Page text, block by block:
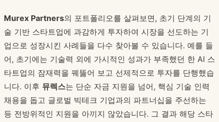
Murex Partners의 포트폴리오를 살펴보면, 초기 단계의 기
술 기반 스타트업에 과감하게 투자하여 시장을 선도하는 기
업으로 성장시킨 사례들을 다수 찾아볼 수 있습니다. 예를 들
어, 초기에는 기술력 외에 가시적인 성과가 부족했던 한 AI 스
타트업의 잠재력을 꿰뚫어 보고 선제적으로 투자를 단행했습
니다. 이후 뮤렉스는 단순 자금 지원을 넘어, 핵심 기술 인력
채용을 돕고 글로벌 빅테크 기업과의 파트너십을 주선하는
등 전방위적인 지원을 아끼지 않았습니다. 그 결과 해당 스타